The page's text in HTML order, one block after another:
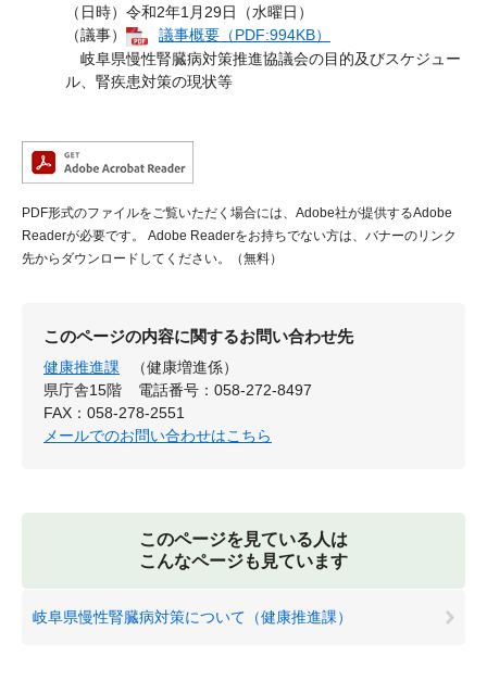
（日時）令和2年1月29日（水曜日）
（議事）
議事概要（PDF:994KB）
岐阜県慢性腎臓病対策推進協議会の目的及びスケジュー
ル、腎疾患対策の現状等
PDF形式のファイルをご覧いただく場合には、Adobe社が提供するAdobe
Readerが必要です。
Adobe Readerをお持ちでない方は、バナーのリンク
先からダウンロードしてください。（無料）
このページの内容に関するお問い合わせ先
健康推進課
（健康増進係）
県庁舎15階
電話番号：058-272-8497
FAX：058-278-2551
メールでのお問い合わせはこちら
このページを見ている人は
こんなページも見ています
岐阜県慢性腎臓病対策について（健康推進課）